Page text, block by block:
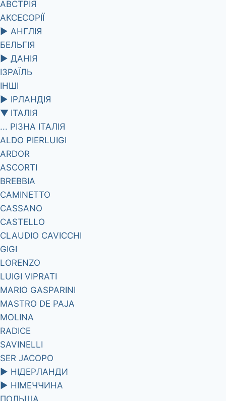
АВСТРІЯ
АКСЕСОРІЇ
► АНГЛІЯ
БЕЛЬГІЯ
► ДАНІЯ
ІЗРАЇЛЬ
ІНШІ
► ІРЛАНДІЯ
▼ ІТАЛІЯ
... РІЗНА ІТАЛІЯ
ALDO PIERLUIGI
ARDOR
ASCORTI
BREBBIA
CAMINETTO
CASSANO
CASTELLO
CLAUDIO CAVICCHI
GIGI
LORENZO
LUIGI VIPRATI
MARIO GASPARINI
MASTRO DE PAJA
MOLINA
RADICE
SAVINELLI
SER JACOPO
► НІДЕРЛАНДИ
► НІМЕЧЧИНА
ПОЛЬЩА